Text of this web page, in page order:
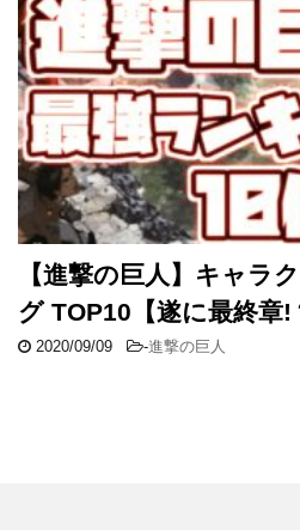
【進撃の巨人】キャラ
グ TOP10【遂に最終章!
2020/09/09 -進撃の巨人